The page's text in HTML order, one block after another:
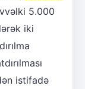
5.000
iki
istifadə